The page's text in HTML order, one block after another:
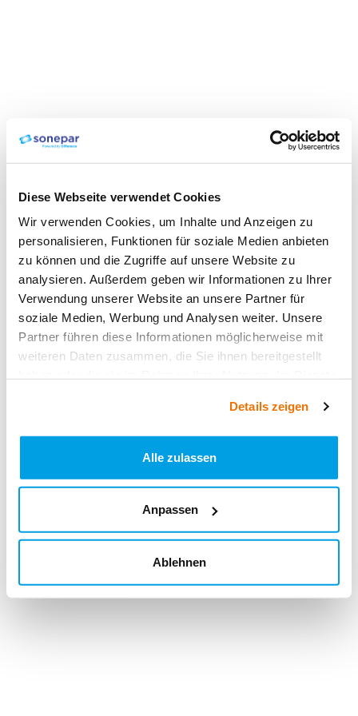
Diese Webseite verwendet Cookies
Wir verwenden Cookies, um Inhalte und Anzeigen zu
personalisieren, Funktionen für soziale Medien anbieten
zu können und die Zugriffe auf unsere Website zu
analysieren. Außerdem geben wir Informationen zu Ihrer
Verwendung unserer Website an unsere Partner für
soziale Medien, Werbung und Analysen weiter. Unsere
Partner führen diese Informationen möglicherweise mit
weiteren Daten zusammen, die Sie ihnen bereitgestellt
Details zeigen
Alle zulassen
Anpassen
Ablehnen